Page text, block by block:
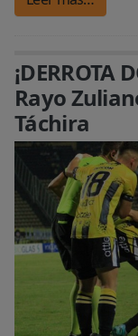
¡DERROTA
Rayo
Táchira